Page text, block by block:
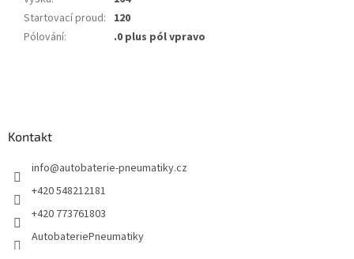
Startovací proud: 120
Pólování: .0 plus pól vpravo
Kontakt
info@autobaterie-pneumatiky.cz
+420 548212181
+420 773761803
AutobateriePneumatiky